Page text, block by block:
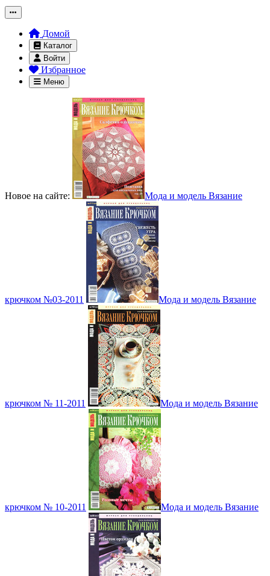
Домой
Каталог
Войти
Избранное
Меню
Новое на сайте: Мода и модель Вязание
крючком №03-2011 Мода и модель Вязание
крючком № 11-2011 Мода и модель Вязание
крючком № 10-2011 Мода и модель Вязание